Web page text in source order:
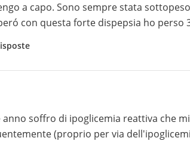
con questa forte dispepsia ho
mio ciclo mestruale si é arrestato da
ma a quanto pare é molto piú
come noci, mandorle, semi e olio
vertebrali. Sono in genere molto
di abbandonare lo sport perché
ma non é andata molto
soffro di ipoglicemia reattiva che
(proprio per via